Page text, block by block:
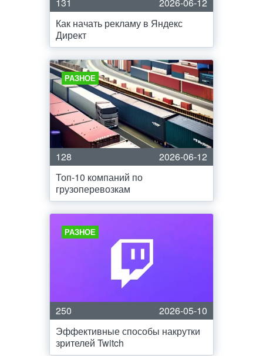
Как начать рекламу в Яндекс
Директ
РАЗНОЕ
128
2026-06-12
Топ-10 компаний по
грузоперевозкам
РАЗНОЕ
250
2026-05-10
Эффективные способы накрутки
зрителей Twitch